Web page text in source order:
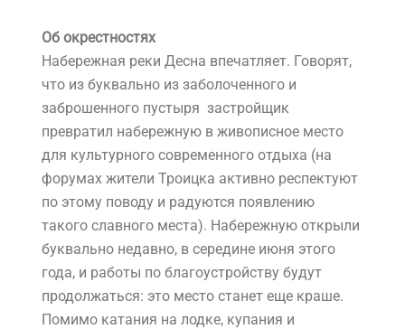
Об окрестностях
Набережная реки Десна впечатляет. Говорят,
что из буквально из заболоченного и
заброшенного пустыря застройщик
превратил набережную в живописное место
для культурного современного отдыха (на
форумах жители Троицка активно респектуют
по этому поводу и радуются появлению
такого славного места). Набережную открыли
буквально недавно, в середине июня этого
года, и работы по благоустройству будут
продолжаться: это место станет еще краше.
Помимо катания на лодке, купания и